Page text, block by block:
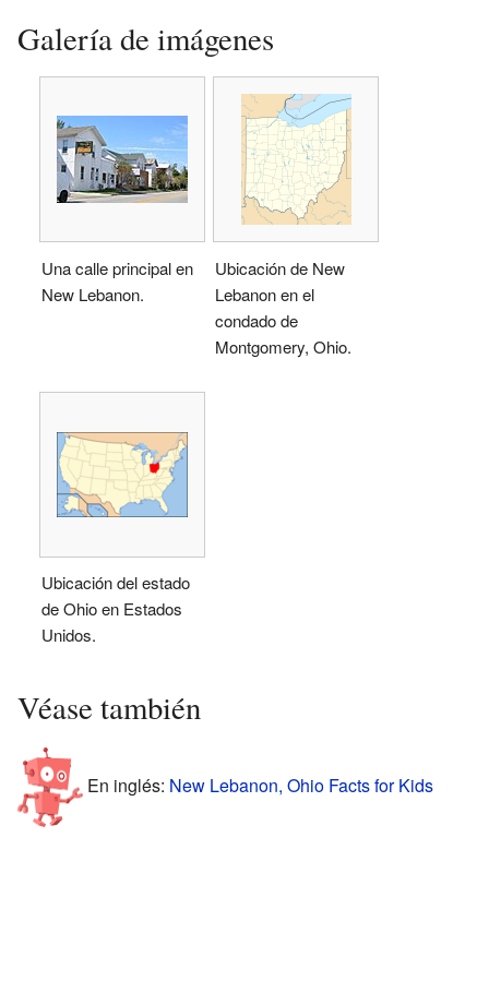
Galería de imágenes
Una calle principal en
New Lebanon.
Ubicación de New
Lebanon en el
condado de
Montgomery, Ohio.
Ubicación del estado
de Ohio en Estados
Unidos.
Véase también
En inglés: New Lebanon, Ohio Facts for Kids